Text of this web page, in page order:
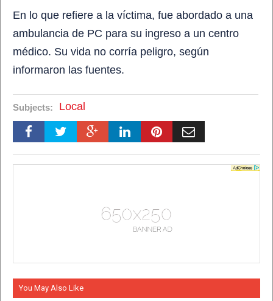
En lo que refiere a la víctima, fue abordado a una
ambulancia de PC para su ingreso a un centro
médico. Su vida no corría peligro, según
informaron las fuentes.
Subjects: Local
You May Also Like